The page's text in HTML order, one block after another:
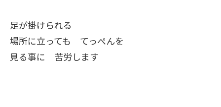
足が掛けられる
場所に立っても てっぺんを
見る事に 苦労します